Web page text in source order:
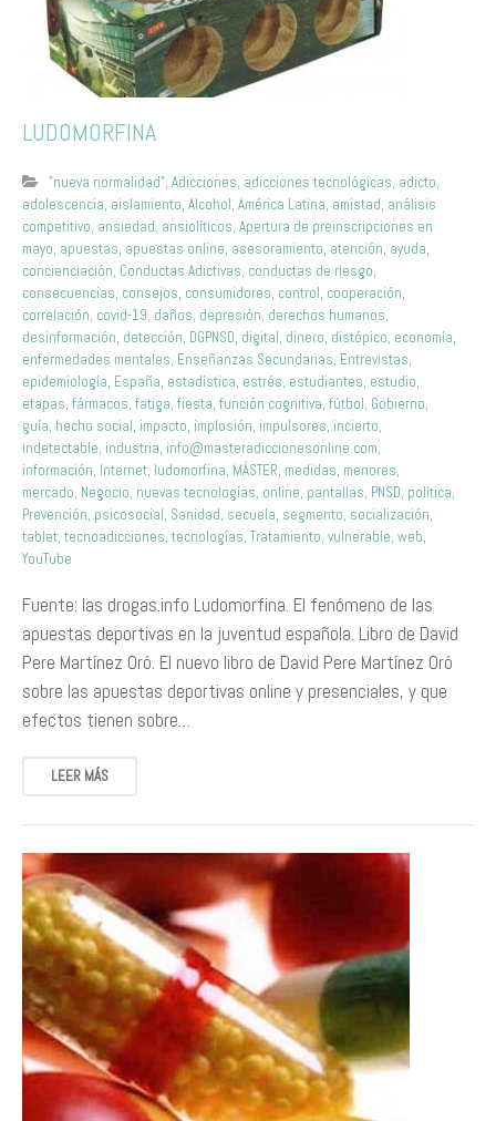
LUDOMORFINA
"nueva normalidad", Adicciones, adicciones tecnológicas, adicto,
adolescencia, aislamiento, Alcohol, América Latina, amistad, análisis
competitivo, ansiedad, ansiolíticos, Apertura de preinscripciones en
mayo, apuestas, apuestas online, asesoramiento, atención, ayuda,
concienciación, Conductas Adictivas, conductas de riesgo,
consecuencias, consejos, consumidores, control, cooperación,
correlación, covid-19, daños, depresión, derechos humanos,
desinformación, detección, DGPNSD, digital, dinero, distópico, economía,
enfermedades mentales, Enseñanzas Secundarias, Entrevistas,
epidemiología, España, estadística, estrés, estudiantes, estudio,
etapas, fármacos, fatiga, fiesta, función cognitiva, fútbol, Gobierno,
guía, hecho social, impacto, implosión, impulsores, incierto,
indetectable, industria, info@masteradiccionesonline.com,
información, Internet, ludomorfina, MÁSTER, medidas, menores,
mercado, Negocio, nuevas tecnologías, online, pantallas, PNSD, política,
Prevención, psicosocial, Sanidad, secuela, segmento, socialización,
tablet, tecnoadicciones, tecnologías, Tratamiento, vulnerable, web,
YouTube
Fuente: las drogas.info Ludomorfina. El fenómeno de las
apuestas deportivas en la juventud española. Libro de David
Pere Martínez Oró. El nuevo libro de David Pere Martínez Oró
sobre las apuestas deportivas online y presenciales, y que
efectos tienen sobre…
LEER MÁS